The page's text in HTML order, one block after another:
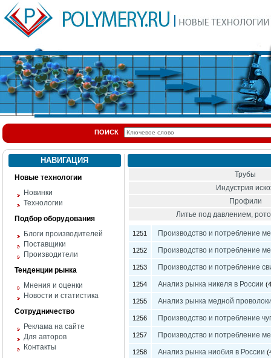
ПОИСК
НАВИГАЦИЯ
Новые технологии
Новинки
Технологии
Подбор оборудования
Блоги производителей
Поставщики
Производители
Тенденции рынка
Мнения и оценки
Новости и статистика
Сотрудничество
Реклама на сайте
Для авторов
Контакты
Трубы
Индустрия
Профили
Литье под давлением,
1251 Производство и потребление
1252 Производство и потребление
1253 Производство и потребление
1254 Анализ рынка никеля в России
1255 Анализ рынка медной
1256 Производство и потребление
1257 Производство и потребление
1258 Анализ рынка ниобия в России